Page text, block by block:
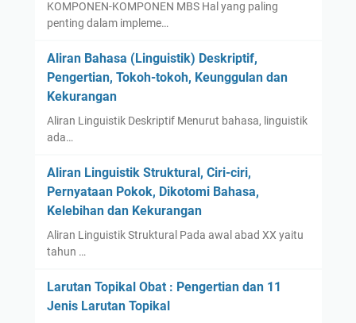
KOMPONEN-KOMPONEN MBS Hal yang paling
penting dalam impleme…
Aliran Bahasa (Linguistik) Deskriptif,
Pengertian, Tokoh-tokoh, Keunggulan dan
Kekurangan
Aliran Linguistik Deskriptif Menurut bahasa, linguistik
ada…
Aliran Linguistik Struktural, Ciri-ciri,
Pernyataan Pokok, Dikotomi Bahasa,
Kelebihan dan Kekurangan
Aliran Linguistik Struktural Pada awal abad XX yaitu
tahun …
Larutan Topikal Obat : Pengertian dan 11
Jenis Larutan Topikal